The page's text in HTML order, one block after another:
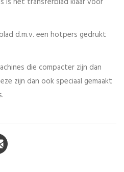
d.m.v. een hotpers gedrukt
die compacter zijn dan
zijn dan ook speciaal gemaakt